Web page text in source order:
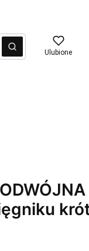
Szukaj Ulubione